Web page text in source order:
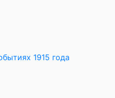
1915 года